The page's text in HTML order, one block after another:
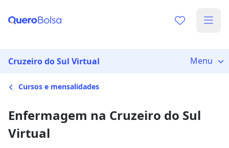
Cruzeiro do Sul Virtual Menu
Cursos e mensalidades
Enfermagem na Cruzeiro do Sul
Virtual